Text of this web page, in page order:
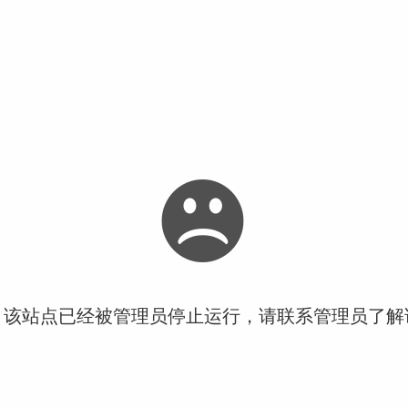
站点已经被管理员停止运行，请联系管理员了